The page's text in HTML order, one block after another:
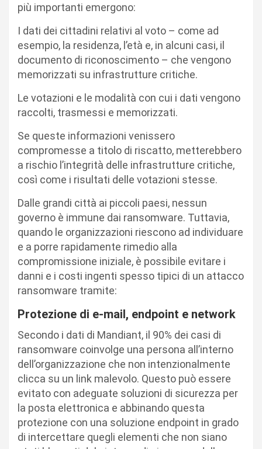
più importanti emergono:
I dati dei cittadini relativi al voto – come ad
esempio, la residenza, l’età e, in alcuni casi, il
documento di riconoscimento – che vengono
memorizzati su infrastrutture critiche.
Le votazioni e le modalità con cui i dati vengono
raccolti, trasmessi e memorizzati.
Se queste informazioni venissero
compromesse a titolo di riscatto, metterebbero
a rischio l’integrità delle infrastrutture critiche,
così come i risultati delle votazioni stesse.
Dalle grandi città ai piccoli paesi, nessun
governo è immune dai ransomware. Tuttavia,
quando le organizzazioni riescono ad individuare
e a porre rapidamente rimedio alla
compromissione iniziale, è possibile evitare i
danni e i costi ingenti spesso tipici di un attacco
ransomware tramite:
Protezione di e-mail, endpoint e network
Secondo i dati di Mandiant, il 90% dei casi di
ransomware coinvolge una persona all’interno
dell’organizzazione che non intenzionalmente
clicca su un link malevolo. Questo può essere
evitato con adeguate soluzioni di sicurezza per
la posta elettronica e abbinando questa
protezione con una soluzione endpoint in grado
di intercettare quegli elementi che non siano